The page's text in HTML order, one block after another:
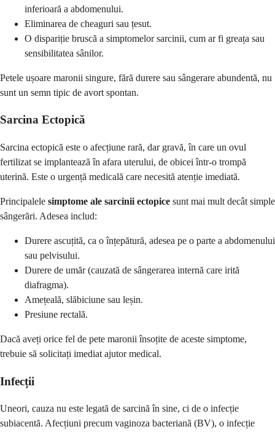
inferioară a abdomenului.
Eliminarea de cheaguri sau țesut.
O dispariție bruscă a simptomelor sarcinii, cum ar fi greața sau
sensibilitatea sânilor.
Petele ușoare maronii singure, fără durere sau sângerare abundentă, nu
sunt un semn tipic de avort spontan.
Sarcina Ectopică
Sarcina ectopică este o afecțiune rară, dar gravă, în care un ovul
fertilizat se implantează în afara uterului, de obicei într-o trompă
uterină. Este o urgență medicală care necesită atenție imediată.
Principalele simptome ale sarcinii ectopice sunt mai mult decât simple
sângerări. Adesea includ:
Durere ascuțită, ca o înțepătură, adesea pe o parte a abdomenului
sau pelvisului.
Durere de umăr (cauzată de sângerarea internă care irită
diafragma).
Amețeală, slăbiciune sau leșin.
Presiune rectală.
Dacă aveți orice fel de pete maronii însoțite de aceste simptome,
trebuie să solicitați imediat ajutor medical.
Infecții
Uneori, cauza nu este legată de sarcină în sine, ci de o infecție
subiacentă. Afecțiuni precum vaginoza bacteriană (BV), o infecție